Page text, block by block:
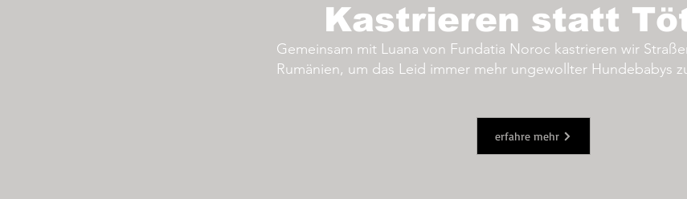
Kastrieren statt
Gemeinsam mit Luana von Fundatia Noroc kastrieren wir
Rumänien, um das Leid immer mehr ungewollter Hundebabys
erfahre mehr